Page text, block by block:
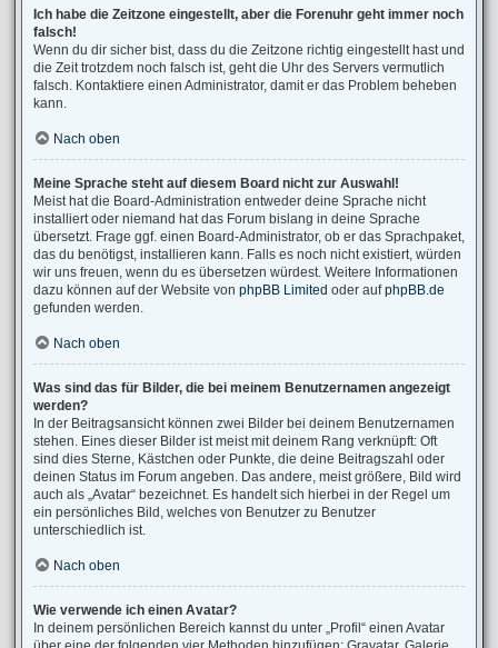
Ich habe die Zeitzone eingestellt, aber die Forenuhr geht immer noch
falsch!
Wenn du dir sicher bist, dass du die Zeitzone richtig eingestellt hast und
die Zeit trotzdem noch falsch ist, geht die Uhr des Servers vermutlich
falsch. Kontaktiere einen Administrator, damit er das Problem beheben
kann.
Nach oben
Meine Sprache steht auf diesem Board nicht zur Auswahl!
Meist hat die Board-Administration entweder deine Sprache nicht
installiert oder niemand hat das Forum bislang in deine Sprache
übersetzt. Frage ggf. einen Board-Administrator, ob er das Sprachpaket,
das du benötigst, installieren kann. Falls es noch nicht existiert, würden
wir uns freuen, wenn du es übersetzen würdest. Weitere Informationen
dazu können auf der Website von phpBB Limited oder aufphpBB.de
gefunden werden.
Nach oben
Was sind das für Bilder, die bei meinem Benutzernamen angezeigt
werden?
In der Beitragsansicht können zwei Bilder bei deinem Benutzernamen
stehen. Eines dieser Bilder ist meist mit deinem Rang verknüpft: Oft
sind dies Sterne, Kästchen oder Punkte, die deine Beitragszahl oder
deinen Status im Forum angeben. Das andere, meist größere, Bild wird
auch als „Avatar“ bezeichnet. Es handelt sich hierbei in der Regel um
ein persönliches Bild, welches von Benutzer zu Benutzer
unterschiedlich ist.
Nach oben
Wie verwende ich einen Avatar?
In deinem persönlichen Bereich kannst du unter „Profil“ einen Avatar